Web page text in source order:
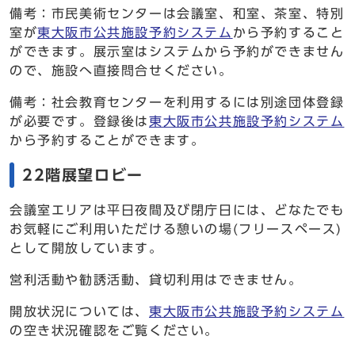
備考：市民美術センターは会議室、和室、茶室、特別
室が東大阪市公共施設予約システム から予約すること
ができます。展示室はシステムから予約ができません
ので、施設へ直接問合せください。
備考：社会教育センターを利用するには別途団体登録
が必要です。登録後は東大阪市公共施設予約システム
から予約することができます。
22階展望ロビー
会議室エリアは平日夜間及び閉庁日には、どなたでも
お気軽にご利用いただける憩いの場(フリースペース)
として開放しています。
営利活動や勧誘活動、貸切利用はできません。
開放状況については、 東大阪市公共施設予約システム
の空き状況確認をご覧ください。